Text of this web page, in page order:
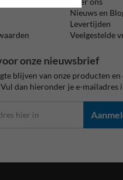
Nieuws en
Levertijden
Veelgestelde
onze nieuwsbrief
blijven van onze producten en
dan hieronder je e-mailadres